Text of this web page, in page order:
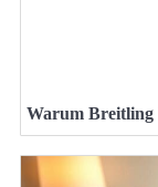
Warum Breitling